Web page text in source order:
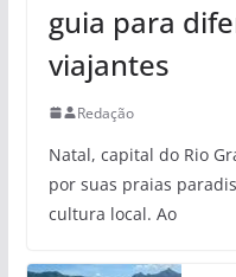
guia para
viajantes
Redação
Natal, capital do Rio
por suas praias
cultura local. Ao